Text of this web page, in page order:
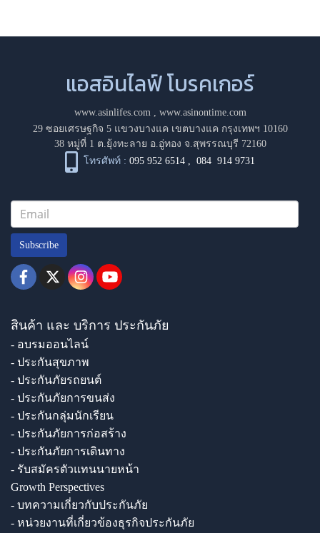
แอสอินไลฟ์ โบรคเกอร์
www.asinlifes.com
www.asinontime.com
29 ซอยเศรษฐกิจ 5 แขวงบางแค เขตบางแค กรุงเทพฯ 10160
38 หมู่ที่ 1 ต.ยุ้งทะลาย อ.อู่ทอง จ.สุพรรณบุรี 72160
โทรศัพท์ : 095 952 6514 ,084 914 9731
Subscribe
สินค้า และ บริการ ประกันภัย
- อบรมออนไลน์
- ประกันสุขภาพ
- ประกันภัยรถยนต์
- ประกันภัยการขนส่ง
- ประกันกลุ่มนักเรียน
- ประกันภัยการก่อสร้าง
- ประกันภัยการเดินทาง
- รับสมัครตัวแทนนายหน้า
Growth Perspectives
- บทความเกี่ยวกับประกันภัย
- หน่วยงานที่เกี่ยวข้องธุรกิจประกันภัย